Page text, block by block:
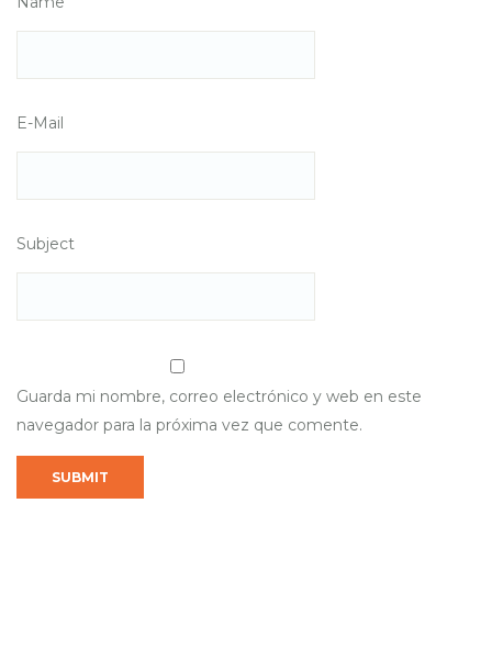
E-Mail
Subject
Guarda mi nombre, correo electrónico y web en este
navegador para la próxima vez que comente.